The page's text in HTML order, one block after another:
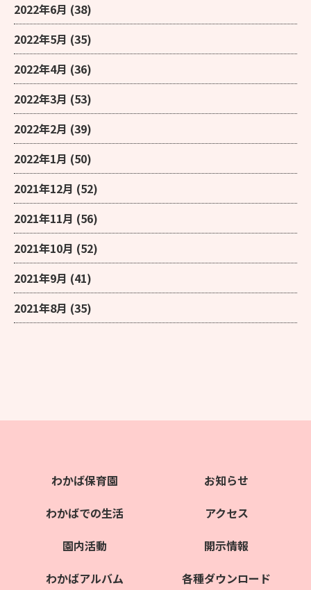
2022年6月 (38)
2022年5月 (35)
2022年4月 (36)
2022年3月 (53)
2022年2月 (39)
2022年1月 (50)
2021年12月 (52)
2021年11月 (56)
2021年10月 (52)
2021年9月 (41)
2021年8月 (35)
わかば保育園
わかばでの生活
園内活動
わかばアルバム
お知らせ
アクセス
開示情報
各種ダウンロード